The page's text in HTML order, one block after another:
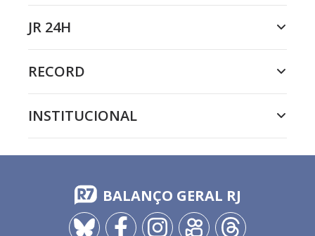
JR 24H
RECORD
INSTITUCIONAL
BALANÇO GERAL RJ